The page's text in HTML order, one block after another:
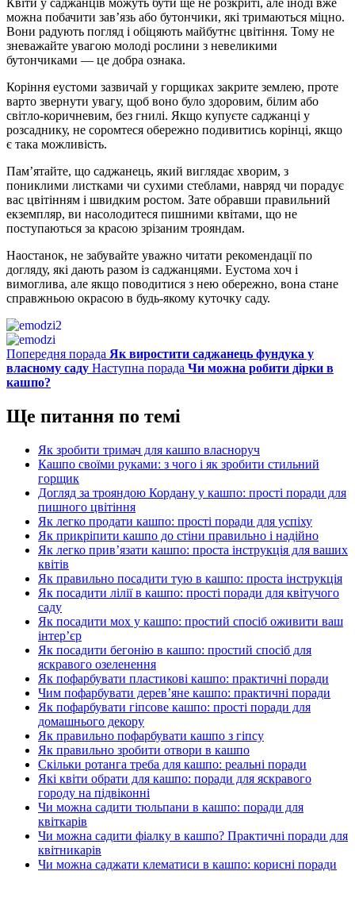
Квіти у саджанців можуть бути ще не розкриті, але іноді вже
можна побачити зав’язь або бутончики, які тримаються міцно.
Вони радують погляд і обіцяють майбутнє цвітіння. Тому не
зневажайте увагою молоді рослини з невеликими
бутончиками — це добра ознака.
Коріння еустоми зазвичай у горщиках закрите землею, проте
варто звернути увагу, щоб воно було здоровим, білим або
світло-коричневим, без гнилі. Якщо купуєте саджанці у
розсаднику, не соромтеся обережно подивитись корінці, якщо
є така можливість.
Пам’ятайте, що саджанець, який виглядає хворим, з
пониклими листками чи сухими стеблами, навряд чи порадує
вас цвітінням і швидким ростом. Зате обравши правильний
екземпляр, ви насолодитеся пишними квітами, що не
поступаються за красою зрізаним трояндам.
Наостанок, не забувайте уважно читати рекомендації по
догляду, які дають разом із саджанцями. Еустома хоч і
вимоглива, але якщо поводитися з нею обережно, вона стане
справжньою окрасою в будь-якому куточку саду.
Попередня порада Як виростити саджанець фундука у
власному саду Наступна порада Чи можна робити дірки в
кашпо?
Ще питання по темі
Як зробити тримач для кашпо власноруч
Кашпо своїми руками: з чого і як зробити стильний
горщик
Догляд за трояндою Кордану у кашпо: прості поради для
пишного цвітіння
Як легко продати кашпо: прості поради для успіху
Як прикріпити кашпо до стіни правильно і надійно
Як легко прив’язати кашпо: проста інструкція для ваших
квітів
Як правильно посадити тую в кашпо: проста інструкція
Як посадити лілії в кашпо: прості поради для квітучого
саду
Як посадити мох у кашпо: простий спосіб оживити ваш
інтер’єр
Як посадити бегонію в кашпо: простий спосіб для
яскравого озеленення
Як пофарбувати пластикові кашпо: практичні поради
Чим пофарбувати дерев’яне кашпо: практичні поради
Як пофарбувати гіпсове кашпо: прості поради для
домашнього декору
Як правильно пофарбувати кашпо з гіпсу
Як правильно зробити отвори в кашпо
Скільки ротанга треба для кашпо: реальні поради
Які квіти обрати для кашпо: поради для яскравого
городу на підвіконні
Чи можна садити тюльпани в кашпо: поради для
квіткарів
Чи можна садити фіалку в кашпо? Практичні поради для
квітникарів
Чи можна саджати клематиси в кашпо: корисні поради